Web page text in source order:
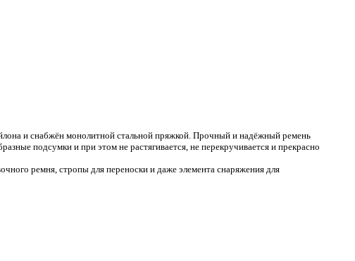
и снабжён монолитной стальной пряжкой. Прочный и надёжный ремень
подсумки и при этом не растягивается, не перекручивается и прекрасно
ремня, стропы для переноски и даже элемента снаряжения для